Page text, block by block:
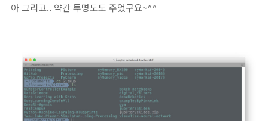
아 그리고.. 약간 투명도도 주었구요~^^